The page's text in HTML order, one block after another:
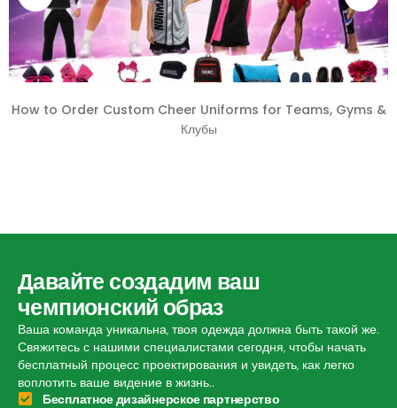
How to Order Custom Cheer Uniforms for Teams, Gyms &
Клубы
Давайте создадим ваш
чемпионский образ
Ваша команда уникальна, твоя одежда должна быть такой же.
Свяжитесь с нашими специалистами сегодня, чтобы начать
бесплатный процесс проектирования и увидеть, как легко
воплотить ваше видение в жизнь..
Бесплатное дизайнерское партнерство